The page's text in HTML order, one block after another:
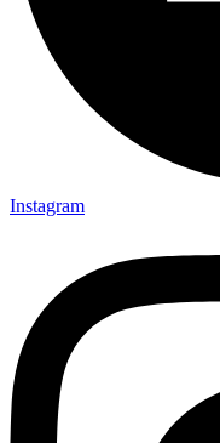
Instagram